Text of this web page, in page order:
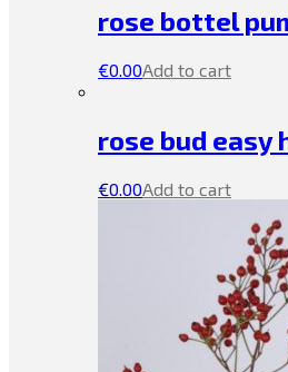
rose bottel
€0.00Add to cart
rose bud easy
€0.00Add to cart